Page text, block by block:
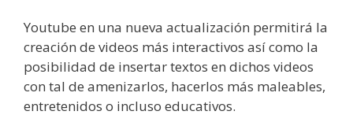
Youtube en una nueva actualización permitirá la
creación de videos más interactivos así como la
posibilidad de insertar textos en dichos videos
con tal de amenizarlos, hacerlos más maleables,
entretenidos o incluso educativos.